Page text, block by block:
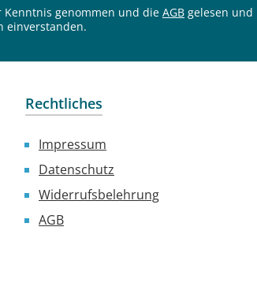
Kenntnis genommen und die AGB gelesen und
einverstanden.
Rechtliches
Impressum
Datenschutz
Widerrufsbelehrung
AGB